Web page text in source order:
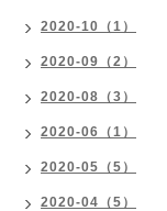
2020-10（1）
2020-09（2）
2020-08（3）
2020-06（1）
2020-05（5）
2020-04（5）